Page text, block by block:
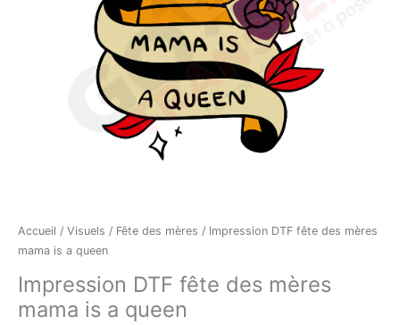
Accueil / Visuels / Fête des mères / Impression DTF fête des mères
mama is a queen
Impression DTF fête des mères
mama is a queen